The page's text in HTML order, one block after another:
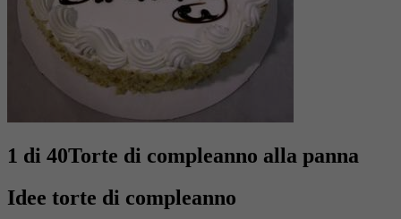
1 di 40Torte di compleanno alla panna
Idee torte di compleanno